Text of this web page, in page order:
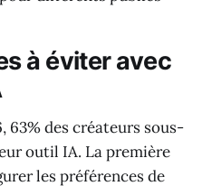
à éviter avec
63% des créateurs sous-
outil IA. La première
les préférences de